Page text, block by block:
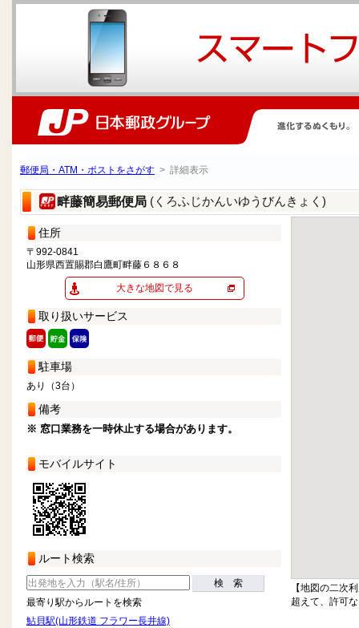
郵便局・ATM・ポストをさがす > 詳細表示
畔藤簡易郵便局 (くろふじかんいゆうびんきょく)
住所
〒992-0841
山形県西置賜郡白鷹町畔藤６８６８
大きな地図で見る
取り扱いサービス
駐車場
あり（3台）
備考
※ 窓口業務を一時休止する場合があります。
モバイルサイト
ルート検索
検 索
最寄り駅からルートを検索
鮎貝駅(山形鉄道 フラワー長井線)
【地図の二次
超えて、許可